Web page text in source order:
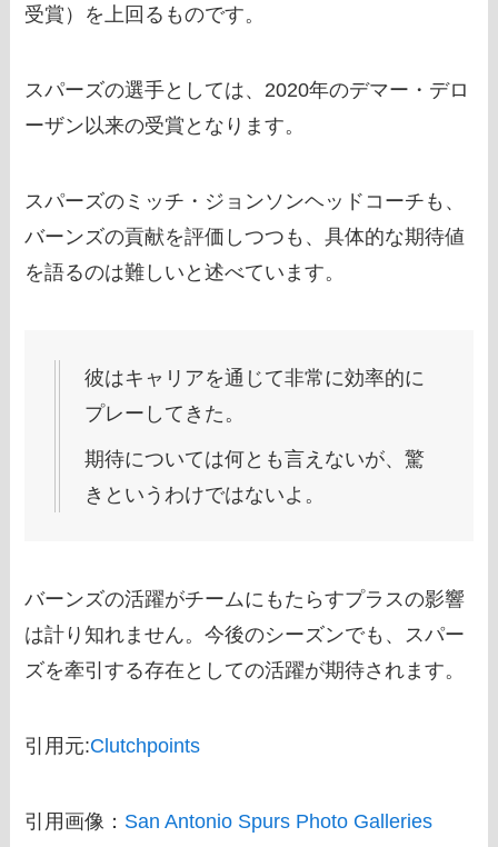
受賞）を上回るものです。
スパーズの選手としては、2020年のデマー・デロ
ーザン以来の受賞となります。
スパーズのミッチ・ジョンソンヘッドコーチも、
バーンズの貢献を評価しつつも、具体的な期待値
を語るのは難しいと述べています。
彼はキャリアを通じて非常に効率的に
プレーしてきた。
期待については何とも言えないが、驚
きというわけではないよ。
バーンズの活躍がチームにもたらすプラスの影響
は計り知れません。今後のシーズンでも、スパー
ズを牽引する存在としての活躍が期待されます。
引用元:Clutchpoints
引用画像： San Antonio Spurs Photo Galleries